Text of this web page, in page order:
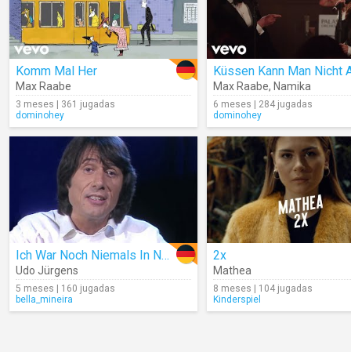
Komm Mal Her
Max Raabe
3 meses | 361 jugadas
dominohey
Max Raabe, Namika
6 meses | 284 jugadas
dominohey
Ich War Noch Niemals In New York (Live)
Udo Jürgens
5 meses | 160 jugadas
bella_mineira
2x
Mathea
8 meses | 104 jugadas
Kinderspiel